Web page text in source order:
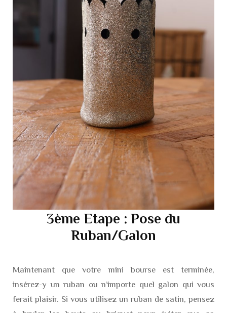
3ème Etape : Pose du
Ruban/Galon
Maintenant que votre mini bourse est terminée,
insérez-y un ruban ou n’importe quel galon qui vous
ferait plaisir. Si vous utilisez un ruban de satin, pensez